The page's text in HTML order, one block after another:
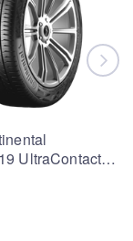
UltraContact